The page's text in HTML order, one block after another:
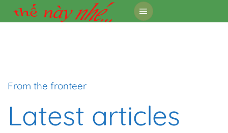
Skip
to
From the fronteer
Latest articles